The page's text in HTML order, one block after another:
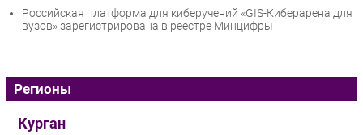
Российская платформа для киберучений «GIS-Киберарена для
вузов» зарегистрирована в реестре Минцифры
Регионы
Курган